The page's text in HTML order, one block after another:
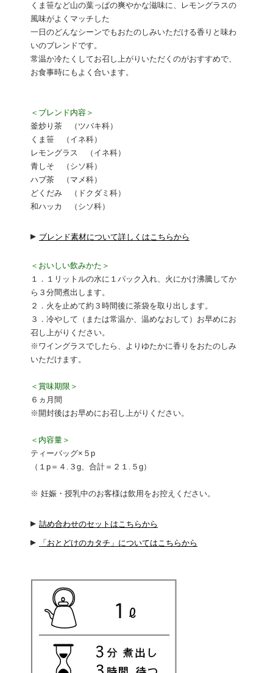
くま笹など山の葉っぱの爽やかな滋味に、レモングラスの
風味がよくマッチした
一日のどんなシーンでもおたのしみいただける香りと味わ
いのブレンドです。
常温か冷たくしてお召し上がりいただくのがおすすめで、
お食事時にもよく合います。
＜ブレンド内容＞
釜炒り茶 （ツバキ科）
くま笹 （イネ科）
レモングラス （イネ科）
青しそ （シソ科）
ハブ茶 （マメ科）
どくだみ （ドクダミ科）
和ハッカ （シソ科）
▸ ブレンド素材について詳しくはこちらから
＜おいしい飲みかた＞
１．１リットルの水に１パック入れ、火にかけ沸騰してか
ら３分間煮出します。
２．火を止めて約３時間後に茶袋を取り出します。
３．冷やして（または常温か、温めなおして）お早めにお
召し上がりください。
※ワイングラスでしたら、よりゆたかに香りをおたのしみ
いただけます。
＜賞味期限＞
６ヵ月間
※開封後はお早めにお召し上がりください。
＜内容量＞
ティーバッグ×５p
（１p＝４.３g、合計＝２１.５g）
※ 妊娠・授乳中のお客様は飲用をお控えください。
▸ 詰め合わせのセットはこちらから
▸ 「おとどけのカタチ」についてはこちらから